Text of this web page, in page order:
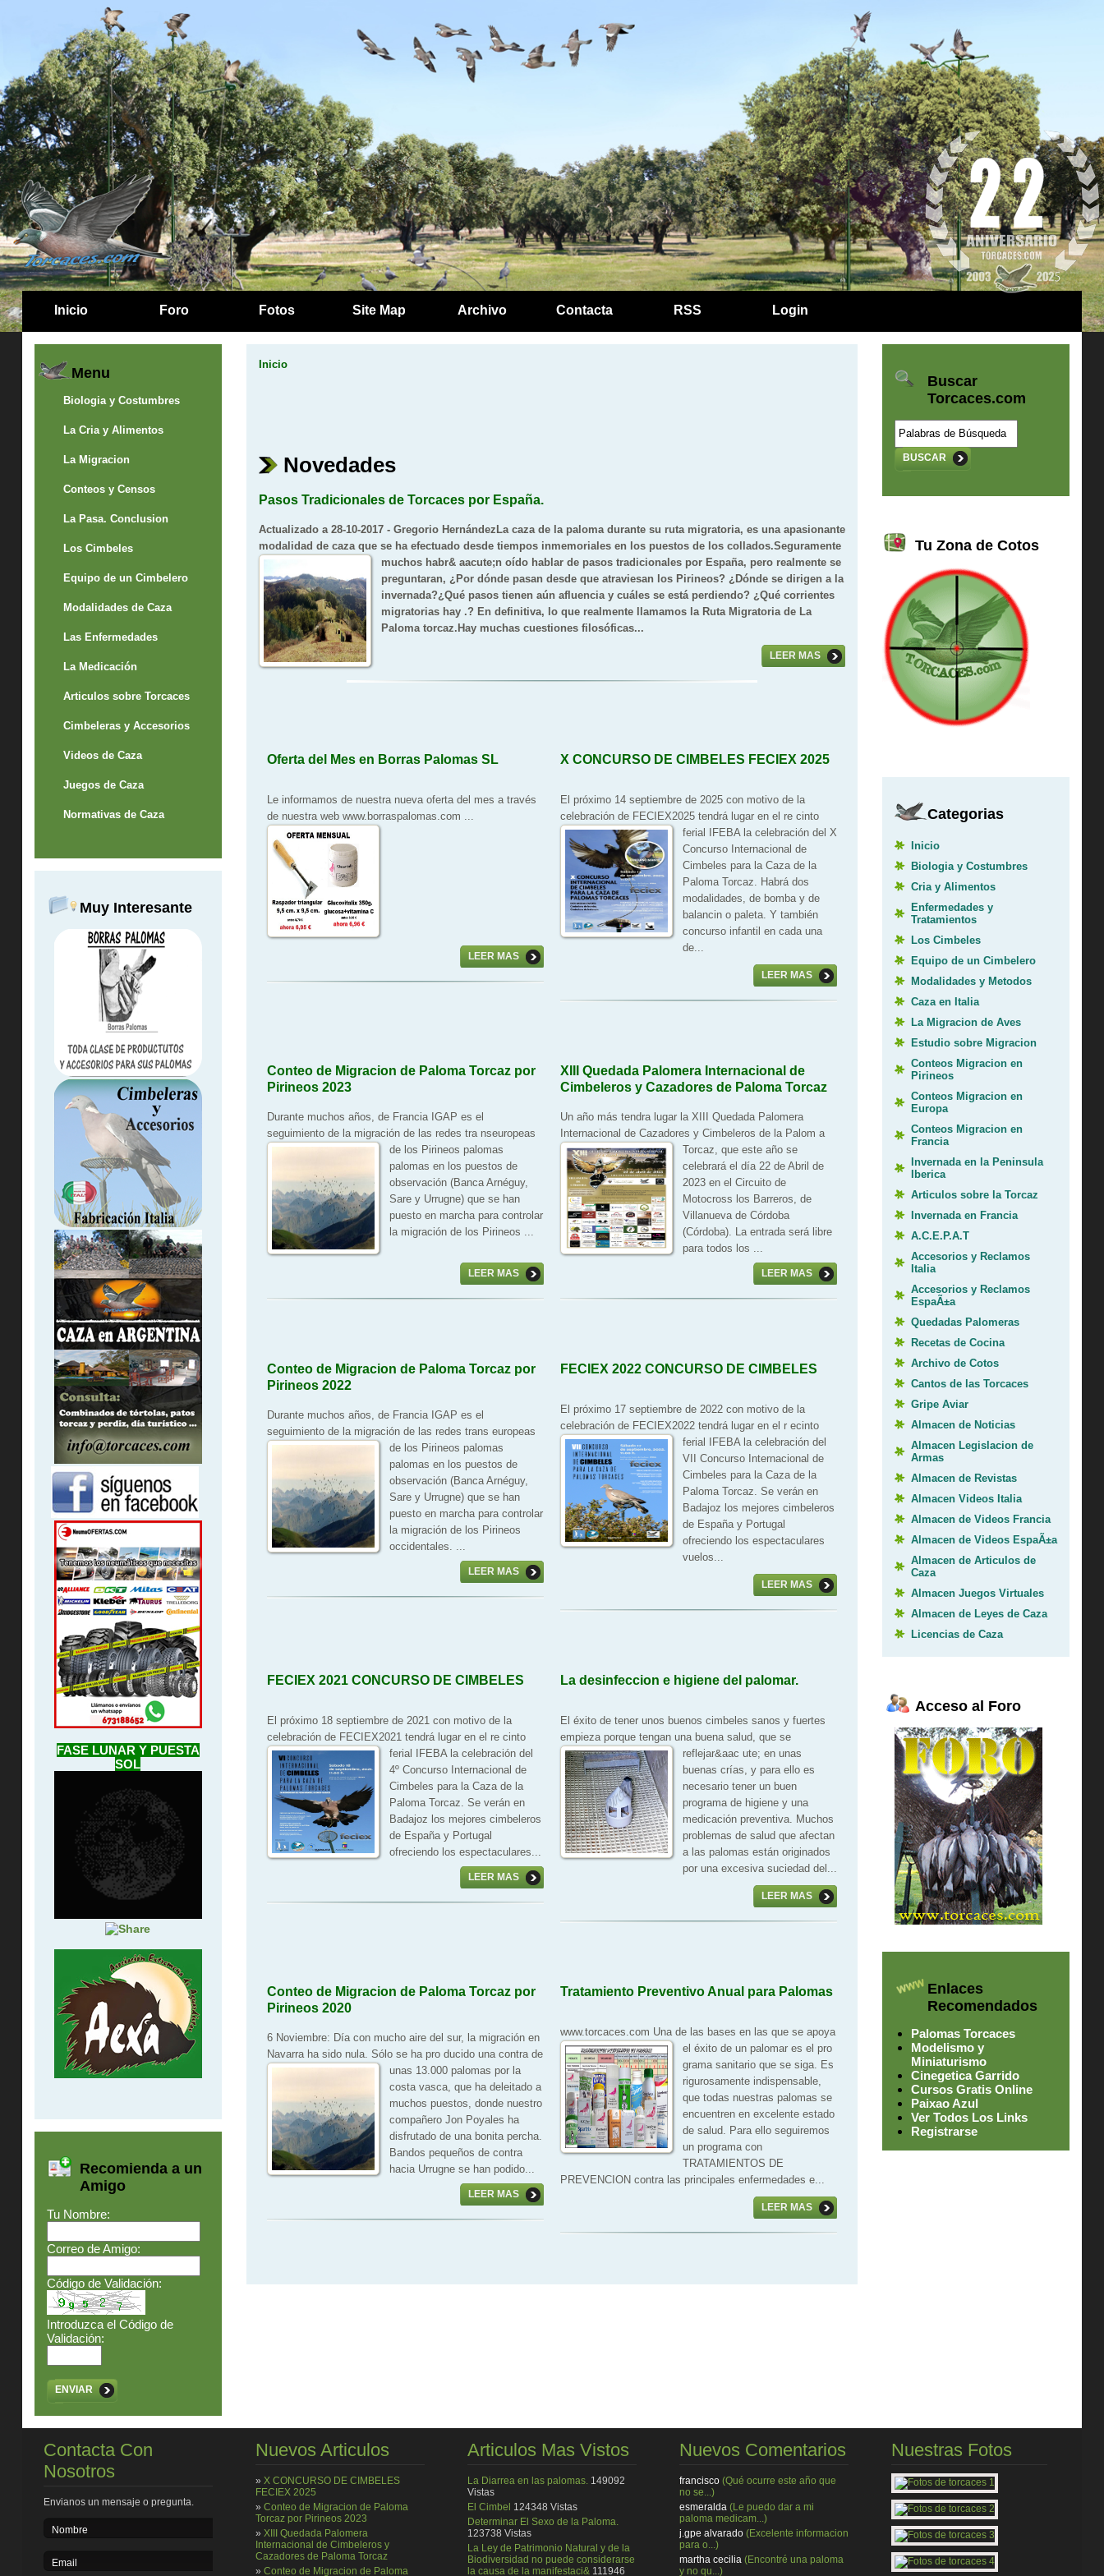
Inicio Foro Fotos Site Map Archivo Contacta RSS Login
Menu
Biologia y Costumbres
La Cria y Alimentos
La Migracion
Conteos y Censos
La Pasa. Conclusion
Los Cimbeles
Equipo de un Cimbelero
Modalidades de Caza
Las Enfermedades
La Medicación
Articulos sobre Torcaces
Cimbeleras y Accesorios
Videos de Caza
Juegos de Caza
Normativas de Caza
Muy Interesante
FASE LUNAR Y PUESTA
SOL
Recomienda a un
Amigo
Tu Nombre:
Correo de Amigo:
Código de Validación:
Introduzca el Código de
Validación:
ENVIAR
Inicio
Novedades
Pasos Tradicionales de Torcaces por España.
Actualizado a 28-10-2017 - Gregorio HernándezLa caza de la paloma durante su ruta migratoria, es una apasionante
modalidad de caza que se ha efectuado desde tiempos inmemoriales en los puestos de los collados.Seguramente
muchos habr& aacute;n oído hablar de pasos tradicionales por España, pero realmente se
preguntaran, ¿Por dónde pasan desde que atraviesan los Pirineos? ¿Dónde se dirigen a la
invernada?¿Qué pasos tienen aún afluencia y cuáles se está perdiendo? ¿Qué corrientes
migratorias hay .? En definitiva, lo que realmente llamamos la Ruta Migratoria de La
Paloma torcaz.Hay muchas cuestiones filosóficas...
LEER MAS
Oferta del Mes en Borras Palomas SL
Le informamos de nuestra nueva oferta del mes a través
de nuestra web www.borraspalomas.com ...
LEER MAS
X CONCURSO DE CIMBELES FECIEX 2025
El próximo 14 septiembre de 2025 con motivo de la
celebración de FECIEX2025 tendrá lugar en el re cinto
ferial IFEBA la celebración del X
Concurso Internacional de
Cimbeles para la Caza de la
Paloma Torcaz. Habrá dos
modalidades, de bomba y de
balancin o paleta. Y también
concurso infantil en cada una
de...
LEER MAS
Conteo de Migracion de Paloma Torcaz por
Pirineos 2023
Durante muchos años, de Francia IGAP es el
seguimiento de la migración de las redes tra nseuropeas
de los Pirineos palomas
palomas en los puestos de
observación (Banca Arnéguy,
Sare y Urrugne) que se han
puesto en marcha para controlar
la migración de los Pirineos ...
LEER MAS
XIII Quedada Palomera Internacional de
Cimbeleros y Cazadores de Paloma Torcaz
Un año más tendra lugar la XIII Quedada Palomera
Internacional de Cazadores y Cimbeleros de la Palom a
Torcaz, que este año se
celebrará el día 22 de Abril de
2023 en el Circuito de
Motocross los Barreros, de
Villanueva de Córdoba
(Córdoba). La entrada será libre
para todos los ...
LEER MAS
Conteo de Migracion de Paloma Torcaz por
Pirineos 2022
Durante muchos años, de Francia IGAP es el
seguimiento de la migración de las redes trans europeas
de los Pirineos palomas
palomas en los puestos de
observación (Banca Arnéguy,
Sare y Urrugne) que se han
puesto en marcha para controlar
la migración de los Pirineos
occidentales. ...
LEER MAS
FECIEX 2022 CONCURSO DE CIMBELES
El próximo 17 septiembre de 2022 con motivo de la
celebración de FECIEX2022 tendrá lugar en el r ecinto
ferial IFEBA la celebración del
VII Concurso Internacional de
Cimbeles para la Caza de la
Paloma Torcaz. Se verán en
Badajoz los mejores cimbeleros
de España y Portugal
ofreciendo los espectaculares
vuelos...
LEER MAS
FECIEX 2021 CONCURSO DE CIMBELES
El próximo 18 septiembre de 2021 con motivo de la
celebración de FECIEX2021 tendrá lugar en el re cinto
ferial IFEBA la celebración del
4º Concurso Internacional de
Cimbeles para la Caza de la
Paloma Torcaz. Se verán en
Badajoz los mejores cimbeleros
de España y Portugal
ofreciendo los espectaculares...
LEER MAS
La desinfeccion e higiene del palomar.
El éxito de tener unos buenos cimbeles sanos y fuertes
empieza porque tengan una buena salud, que se
reflejar&aac ute; en unas
buenas crías, y para ello es
necesario tener un buen
programa de higiene y una
medicación preventiva. Muchos
problemas de salud que afectan
a las palomas están originados
por una excesiva suciedad del...
LEER MAS
Conteo de Migracion de Paloma Torcaz por
Pirineos 2020
6 Noviembre: Día con mucho aire del sur, la migración en
Navarra ha sido nula. Sólo se ha pro ducido una contra de
unas 13.000 palomas por la
costa vasca, que ha deleitado a
muchos puestos, donde nuestro
compañero Jon Poyales ha
disfrutado de una bonita percha.
Bandos pequeños de contra
hacia Urrugne se han podido...
LEER MAS
Tratamiento Preventivo Anual para Palomas
www.torcaces.com Una de las bases en las que se apoya
el éxito de un palomar es el pro
grama sanitario que se siga. Es
rigurosamente indispensable,
que todas nuestras palomas se
encuentren en excelente estado
de salud. Para ello seguiremos
un programa con
TRATAMIENTOS DE
PREVENCION contra las principales enfermedades e...
LEER MAS
Buscar
Torcaces.com
BUSCAR
Tu Zona de Cotos
Categorias
Inicio
Biologia y Costumbres
Cria y Alimentos
Enfermedades y
Tratamientos
Los Cimbeles
Equipo de un Cimbelero
Modalidades y Metodos
Caza en Italia
La Migracion de Aves
Estudio sobre Migracion
Conteos Migracion en
Pirineos
Conteos Migracion en
Europa
Conteos Migracion en
Francia
Invernada en la Peninsula
Iberica
Articulos sobre la Torcaz
Invernada en Francia
A.C.E.P.A.T
Accesorios y Reclamos
Italia
Accesorios y Reclamos
EspaÃ±a
Quedadas Palomeras
Recetas de Cocina
Archivo de Cotos
Cantos de las Torcaces
Gripe Aviar
Almacen de Noticias
Almacen Legislacion de
Armas
Almacen de Revistas
Almacen Videos Italia
Almacen de Videos Francia
Almacen de Videos EspaÃ±a
Almacen de Articulos de
Caza
Almacen Juegos Virtuales
Almacen de Leyes de Caza
Licencias de Caza
Acceso al Foro
Enlaces
Recomendados
Palomas Torcaces
Modelismo y
Miniaturismo
Cinegetica Garrido
Cursos Gratis Online
Paixao Azul
Ver Todos Los Links
Registrarse
Contacta Con
Nosotros
Envianos un mensaje o pregunta.
Nuevos Articulos
» X CONCURSO DE CIMBELES
FECIEX 2025
» Conteo de Migracion de Paloma
Torcaz por Pirineos 2023
» XIII Quedada Palomera
Internacional de Cimbeleros y
Cazadores de Paloma Torcaz
» Conteo de Migracion de Paloma
Articulos Mas Vistos
La Diarrea en las palomas. 149092
Vistas
El Cimbel 124348 Vistas
Determinar El Sexo de la Paloma.
123738 Vistas
La Ley de Patrimonio Natural y de la
Biodiversidad no puede considerarse
la causa de la manifestaci& 111946
Nuevos Comentarios
francisco (Qué ocurre este año que
no se...)
esmeralda (Le puedo dar a mi
paloma medicam...)
j.gpe alvarado(Excelente informacion
para o...)
martha cecilia (Encontré una paloma
y no qu...)
Nuestras Fotos